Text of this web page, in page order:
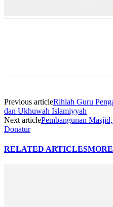
Previous articleRihlah Guru
dan Ukhuwah Islamiyyah
Next articlePembangunan
Donatur
RELATED ARTICLES